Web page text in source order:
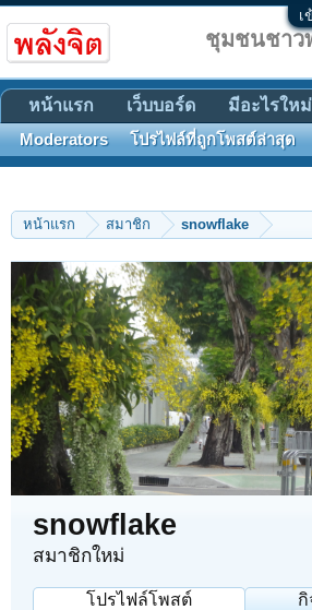
เ
หน้าแรก สมาชิก snowflake
snowflake
สมาชิกใหม่
โปรไฟล์โพสต์
ชุมชนชาว
หน้าแรก เว็บบอร์ด มีอะไรใหม่
Moderators โปรไฟล์ที่ถูกโพสต์ล่าสุด